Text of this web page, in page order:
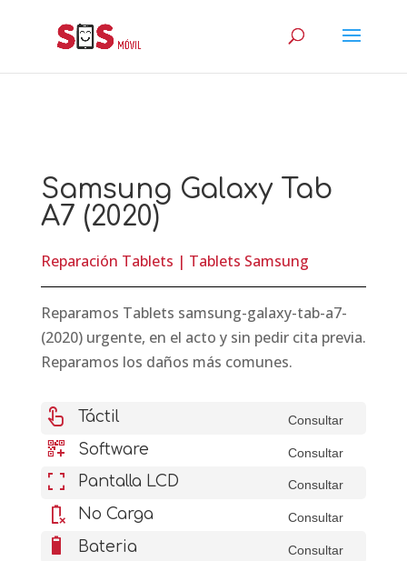
Samsung Galaxy Tab
A7 (2020)
Reparación Tablets | Tablets Samsung
Reparamos Tablets samsung-galaxy-tab-a7-
(2020) urgente, en el acto y sin pedir cita previa.
Reparamos los daños más comunes.
touch_app Táctil Consultar
qr_code_2_add Software Consultar
fullscreen Pantalla LCD Consultar
battery_error No Carga Consultar
battery_6_bar Bateria Consultar